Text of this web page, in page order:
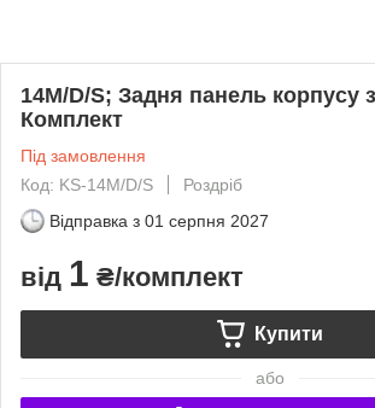
14M/D/S; Задня панель корпусу
Комплект
Під замовлення
Код: KS-14M/D/S
Роздріб
Відправка з 01 серпня 2027
від 1 ₴/комплект
Купити
або